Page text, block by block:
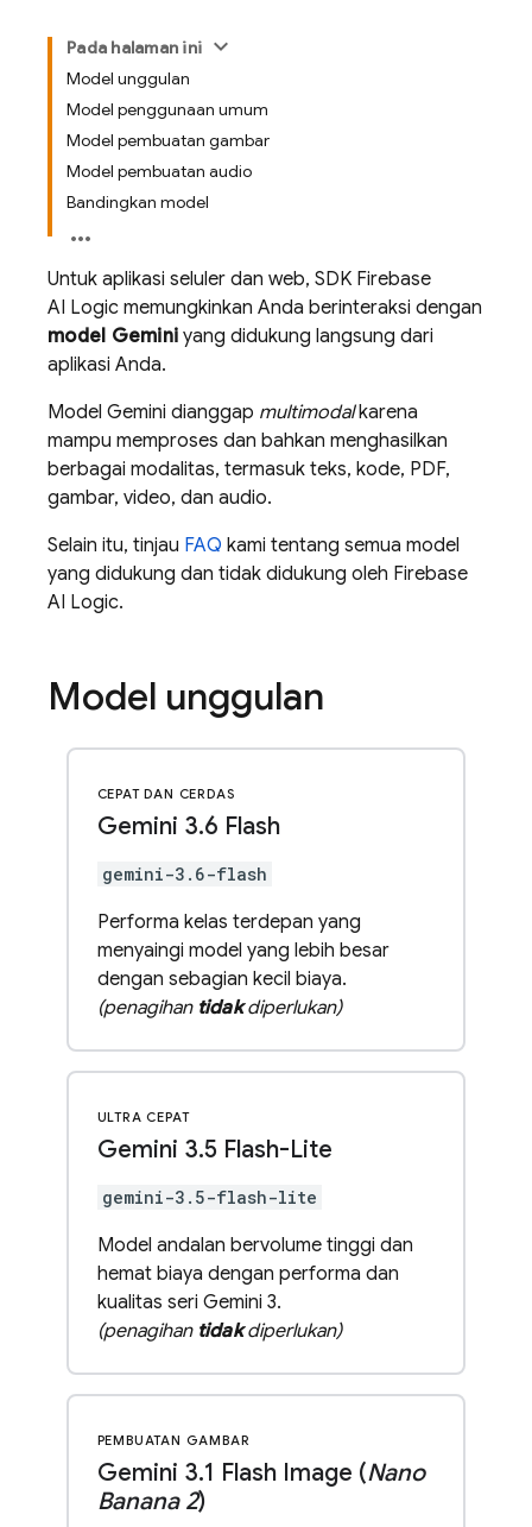
Pada halaman ini
Model unggulan
Model penggunaan umum
Model pembuatan gambar
Model pembuatan audio
Bandingkan model
Untuk aplikasi seluler dan web, SDK Firebase
AI Logic memungkinkan Anda berinteraksi dengan
model Gemini yang didukung langsung dari
aplikasi Anda.
Model Gemini dianggap multimodalkarena
mampu memproses dan bahkan menghasilkan
berbagai modalitas, termasuk teks, kode, PDF,
gambar, video, dan audio.
Selain itu, tinjau FAQ kami tentang semua model
yang didukung dan tidak didukung oleh Firebase
AI Logic.
Model unggulan
CEPAT DAN CERDAS
Gemini 3.6 Flash
gemini-3.6-flash
Performa kelas terdepan yang
menyaingi model yang lebih besar
dengan sebagian kecil biaya.
(penagihan tidakdiperlukan)
ULTRA CEPAT
Gemini 3.5 Flash-Lite
gemini-3.5-flash-lite
Model andalan bervolume tinggi dan
hemat biaya dengan performa dan
kualitas seri Gemini 3.
(penagihan tidakdiperlukan)
PEMBUATAN GAMBAR
Gemini 3.1 Flash Image (Nano
Banana 2)